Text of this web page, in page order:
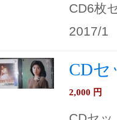
CD6枚
2017/1
CDセ
2,000 円